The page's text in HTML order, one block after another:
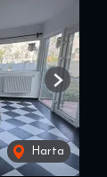
Harta
Next